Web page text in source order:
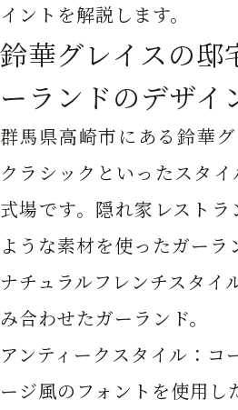
イントを解説します。
鈴華グレイスの邸
ーランドのデザイ
群馬県高崎市にある鈴華
クラシックといったスタ
式場です。隠れ家レスト
ような素材を使ったガー
ナチュラルフレンチスタイ
み合わせたガーランド。
アンティークスタイル： コ
ージ風のフォントを使用し